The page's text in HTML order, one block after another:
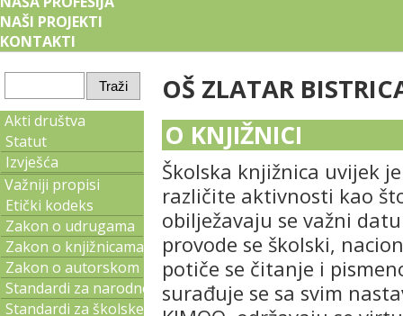
NAŠI PROJEKTI
KONTAKTI
Akti društva
Statut
Izvješća
Važniji propisi
Etički kodeks
Zakon o udrugama
Zakon o knjižnicama
Zakon o autorskom pravu i srodnim pravima
Standardi za narodne knjižnice
Standardi za školske knjižnice
OŠ ZLATAR
O KNJIŽNICI
Školska knjižnica uvijek
različite aktivnosti kao
obilježavaju se važni
provode se školski,
potiče se čitanje i
surađuje se sa svim